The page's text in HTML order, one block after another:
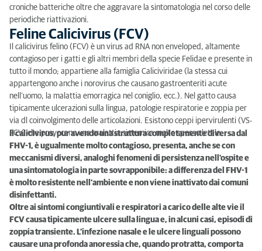
croniche batteriche oltre che aggravare la sintomatologia nel corso delle
periodiche riattivazioni.
Feline Calicivirus (FCV)
Il calicivirus felino (FCV) è un virus ad RNA non enveloped, altamente
contagioso per i gatti e gli altri membri della specie Felidae e presente in
tutto il mondo; appartiene alla famiglia Caliciviridae (la stessa cui
appartengono anche i norovirus che causano gastroenteriti acute
nell’uomo, la malattia emorragica nel coniglio, ecc.). Nel gatto causa
tipicamente ulcerazioni sulla lingua, patologie respiratorie e zoppia per
via dl coinvolgimento delle articolazioni. Esistono ceppi ipervirulenti (VS-
FCV) che provocano una malattia sistemica molto spesso letale.
Il calicivirus, pur avendo una struttura completamente diversa dal
FHV-1, è ugualmente molto contagioso, presenta, anche se con
meccanismi diversi, analoghi fenomeni di persistenza nell'ospite e
una sintomatologia in parte sovrapponibile: a differenza del FHV-1
è molto resistente nell'ambiente e non viene inattivato dai comuni
disinfettanti.
Oltre ai sintomi congiuntivali e respiratori a carico delle alte vie il
FCV causa tipicamente ulcere sulla lingua e, in alcuni casi, episodi di
zoppia transiente. L'infezione nasale e le ulcere linguali possono
causare una profonda anoressia che, quando protratta, comporta